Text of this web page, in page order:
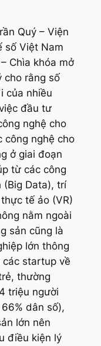
Quý – Viện
số Việt Nam
Chìa khóa mở
cho rằng số
của nhiều
đầu tư
nghệ cho
công nghệ cho
ở giai đoạn
từ các công
(Big Data), trí
tế ảo (VR)
nằm ngoài
sản cũng là
lớn thông
startup về
thường
triệu người
dân số),
lớn nên
điều kiện lý